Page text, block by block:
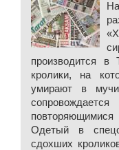
производится в
кролики, на
умирают в
Одетый в
сдохших